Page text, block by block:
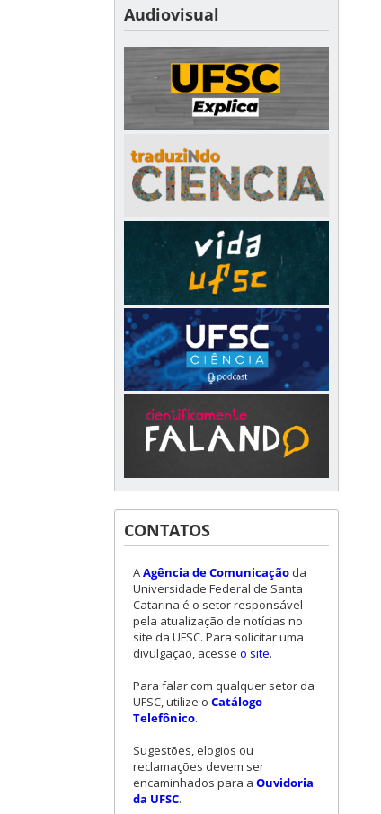
Audiovisual
CONTATOS
AAgência de Comunicação da
Universidade Federal de Santa
Catarina é o setor responsável
pela atualização de notícias no
site da UFSC. Para solicitar uma
divulgação, acesse o site.
Para falar com qualquer setor da
UFSC, utilize o Catálogo
Telefônico.
Sugestões, elogios ou
reclamações devem ser
encaminhados para a Ouvidoria
da UFSC.